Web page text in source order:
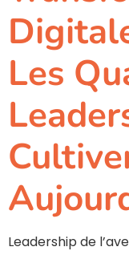
Les
Leadership de